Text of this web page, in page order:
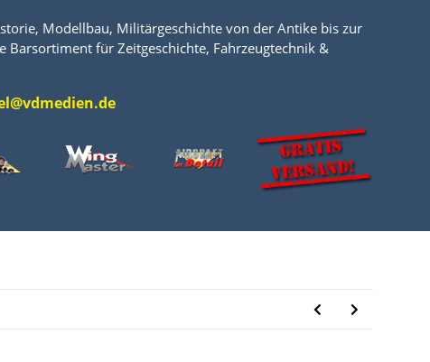
Modellbau, Militärgeschichte von der Antike bis zur
für Zeitgeschichte, Fahrzeugtechnik &